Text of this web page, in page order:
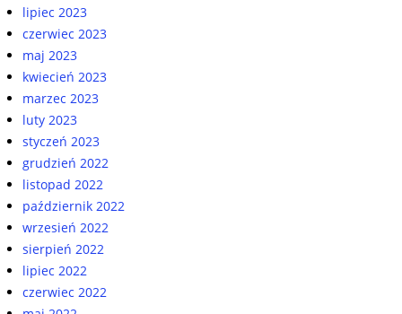
lipiec 2023
czerwiec 2023
maj 2023
kwiecień 2023
marzec 2023
luty 2023
styczeń 2023
grudzień 2022
listopad 2022
październik 2022
wrzesień 2022
sierpień 2022
lipiec 2022
czerwiec 2022